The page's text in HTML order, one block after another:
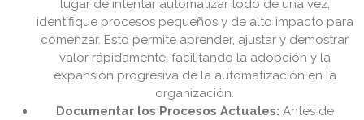
lugar de intentar automatizar todo de una vez,
identifique procesos pequeños y de alto impacto para
comenzar. Esto permite aprender, ajustar y demostrar
valor rápidamente, facilitando la adopción y la
expansión progresiva de la automatización en la
organización.
Documentar los Procesos Actuales: Antes de